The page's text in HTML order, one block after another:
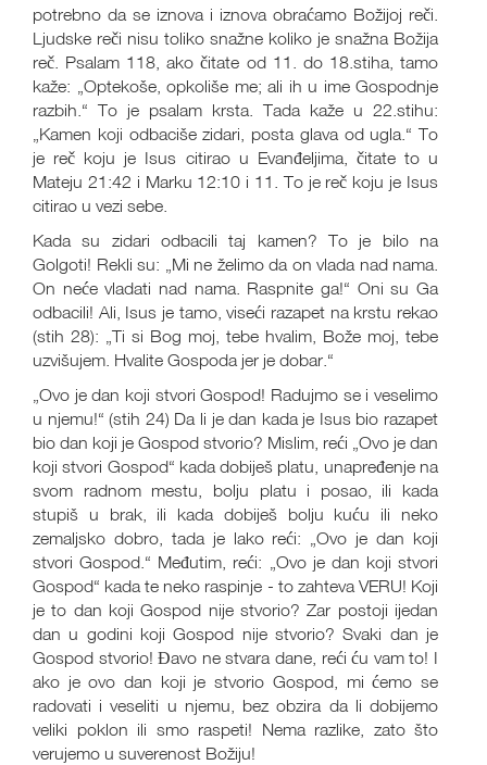
potrebno da se iznova i iznova obraćamo Božijoj reči.
Ljudske reči nisu toliko snažne koliko je snažna Božija
reč. Psalam 118, ako čitate od 11. do 18.stiha, tamo
kaže: „Optekoše, opkoliše me; ali ih u ime Gospodnje
razbih.“ To je psalam krsta. Tada kaže u 22.stihu:
„Kamen koji odbaciše zidari, posta glava od ugla.“ To
je reč koju je Isus citirao u Evanđeljima, čitate to u
Mateju 21:42 i Marku 12:10 i 11. To je reč koju je Isus
citirao u vezi sebe.
Kada su zidari odbacili taj kamen? To je bilo na
Golgoti! Rekli su: „Mi ne želimo da on vlada nad nama.
On neće vladati nad nama. Raspnite ga!“ Oni su Ga
odbacili! Ali, Isus je tamo, viseći razapet na krstu rekao
(stih 28): „Ti si Bog moj, tebe hvalim, Bože moj, tebe
uzvišujem. Hvalite Gospoda jer je dobar.“
„Ovo je dan koji stvori Gospod! Radujmo se i veselimo
u njemu!“ (stih 24) Da li je dan kada je Isus bio razapet
bio dan koji je Gospod stvorio? Mislim, reći „Ovo je dan
koji stvori Gospod“ kada dobiješ platu, unapređenje na
svom radnom mestu, bolju platu i posao, ili kada
stupiš u brak, ili kada dobiješ bolju kuću ili neko
zemaljsko dobro, tada je lako reći: „Ovo je dan koji
stvori Gospod.“ Međutim, reći: „Ovo je dan koji stvori
Gospod“ kada te neko raspinje - to zahteva VERU! Koji
je to dan koji Gospod nije stvorio? Zar postoji ijedan
dan u godini koji Gospod nije stvorio? Svaki dan je
Gospod stvorio! Đavo ne stvara dane, reći ću vam to! I
ako je ovo dan koji je stvorio Gospod, mi ćemo se
radovati i veseliti u njemu, bez obzira da li dobijemo
veliki poklon ili smo raspeti! Nema razlike, zato što
verujemo u suverenost Božiju!